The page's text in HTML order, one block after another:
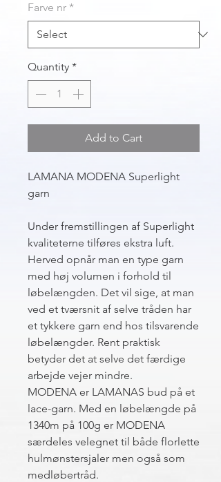
Farve nr *
Quantity *
Add to Cart
LAMANA MODENA Superlight
garn
Under fremstillingen af Superlight
kvaliteterne tilføres ekstra luft.
Herved opnår man en type garn
med høj volumen i forhold til
løbelængden. Det vil sige, at man
ved et tværsnit af selve tråden har
et tykkere garn end hos tilsvarende
løbelængder. Rent praktisk
betyder det at selve det færdige
arbejde vejer mindre.
MODENA er LAMANAS bud på et
lace-garn. Med en løbelængde på
1340m på 100g er MODENA
særdeles velegnet til både florlette
hulmønstersjaler men også som
medløbertråd.